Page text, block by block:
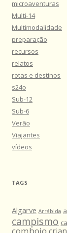
microaventuras
Multi-14
Multimodalidade
preparação
recursos
relatos
rotas e destinos
s24o
Sub-12
Sub-6
Verão
Viajantes
vídeos
TAGS
Algarve Arrábida
campismo
comboio